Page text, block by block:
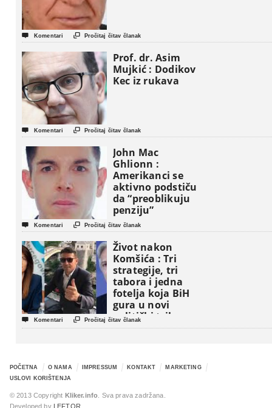
 Komentari  Pročitaj čitav članak
Prof. dr. Asim
Mujkić : Dodikov
Kec iz rukava
 Komentari  Pročitaj čitav članak
John Mac
Ghlionn :
Amerikanci se
aktivno podstiču
da “preoblikuju
penziju”
 Komentari  Pročitaj čitav članak
Život nakon
Komšića : Tri
strategije, tri
tabora i jedna
fotelja koja BiH
gura u novi
politički triler
 Komentari  Pročitaj čitav članak
POČETNA O NAMA IMPRESSUM KONTAKT
MARKETING
USLOVI KORIŠTENJA
© 2013 Copyright Kliker.info . Sva prava zadržana.
Developed by
LEFTOR